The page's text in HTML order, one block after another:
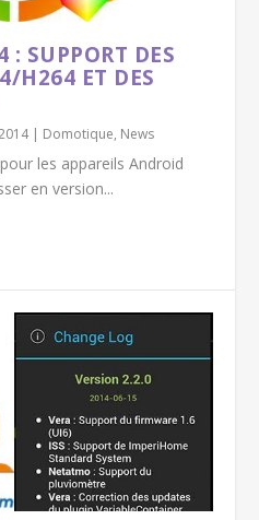
SUPPORT DES
H264 ET DES
| Domotique, News
les appareils Android
en version...